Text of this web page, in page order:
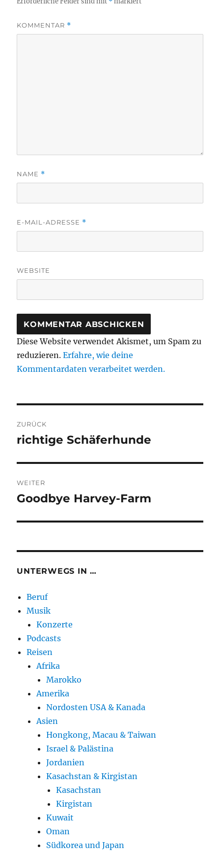
KOMMENTAR *
NAME *
E-MAIL-ADRESSE *
WEBSITE
Diese Website verwendet Akismet, um Spam zu
reduzieren.Erfahre, wie deine
Kommentardaten verarbeitet werden.
ZURÜCK
Vorheriger
richtige Schäferhunde
WEITER
Nächster
Goodbye Harvey-Farm
UNTERWEGS IN …
Beruf
Musik
Konzerte
Podcasts
Reisen
Afrika
Marokko
Amerika
Nordosten USA & Kanada
Asien
Hongkong, Macau & Taiwan
Israel & Palästina
Jordanien
Kasachstan & Kirgistan
Kasachstan
Kirgistan
Kuwait
Oman
Südkorea und Japan